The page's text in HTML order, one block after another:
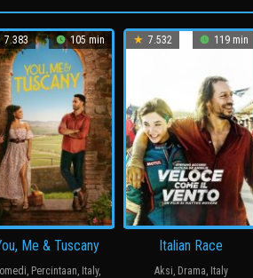
7.383 105 min
Me & Tuscany
, Percintaan, Italy,
7.532 119 min
Italian Race
Aksi, Drama, Italy